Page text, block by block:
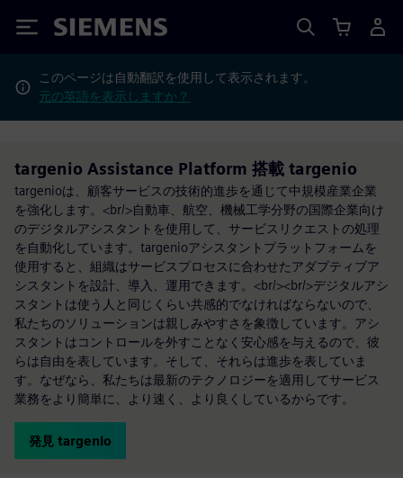
Siemens
このページは自動翻訳を使用して表示されます。
元の英語を表示しますか？
targenio Assistance Platform 搭載 targenio
targenioは、顧客サービスの技術的進歩を通じて中規模産業企業
を強化します。<br/>自動車、航空、機械工学分野の国際企業向け
のデジタルアシスタントを使用して、サービスリクエストの処理
を自動化しています。targenioアシスタントプラットフォームを
使用すると、組織はサービスプロセスに合わせたアダプティブア
シスタントを設計、導入、運用できます。<br/><br/>デジタルアシ
スタントは使う人と同じくらい共感的でなければならないので、
私たちのソリューションは親しみやすさを象徴しています。アシ
スタントはコントロールを外すことなく安心感を与えるので、彼
らは自由を表しています。そして、それらは進歩を表していま
す。なぜなら、私たちは最新のテクノロジーを適用してサービス
業務をより簡単に、より速く、より良くしているからです。
発見 targenio